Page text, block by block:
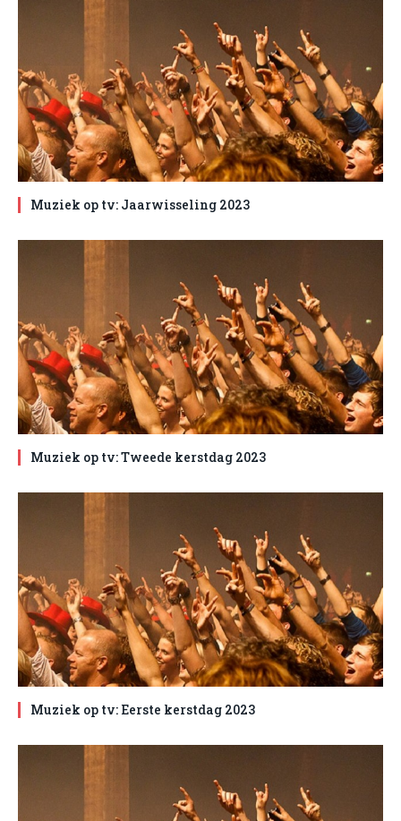
Muziek op tv: Jaarwisseling 2023
Muziek op tv: Tweede kerstdag 2023
Muziek op tv: Eerste kerstdag 2023